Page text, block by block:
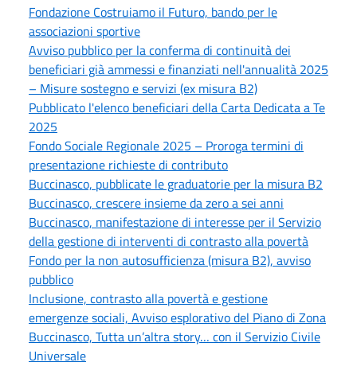
Fondazione Costruiamo il Futuro, bando per le
associazioni sportive
Avviso pubblico per la conferma di continuità dei
beneficiari già ammessi e finanziati nell'annualità 2025
– Misure sostegno e servizi (ex misura B2)
Pubblicato l'elenco beneficiari della Carta Dedicata a Te
2025
Fondo Sociale Regionale 2025 – Proroga termini di
presentazione richieste di contributo
Buccinasco, pubblicate le graduatorie per la misura B2
Buccinasco, crescere insieme da zero a sei anni
Buccinasco, manifestazione di interesse per il Servizio
della gestione di interventi di contrasto alla povertà
Fondo per la non autosufficienza (misura B2), avviso
pubblico
Inclusione, contrasto alla povertà e gestione
emergenze sociali, Avviso esplorativo del Piano di Zona
Buccinasco, Tutta un’altra story… con il Servizio Civile
Universale